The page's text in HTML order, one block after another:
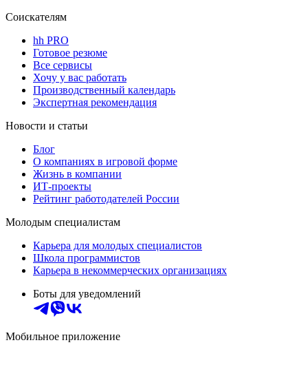
Соискателям
hh PRO
Готовое резюме
Все сервисы
Хочу у вас работать
Производственный календарь
Экспертная рекомендация
Новости и статьи
Блог
О компаниях в игровой форме
Жизнь в компании
ИТ-проекты
Рейтинг работодателей России
Молодым специалистам
Карьера для молодых специалистов
Школа программистов
Карьера в некоммерческих организациях
Боты для уведомлений
Мобильное приложение